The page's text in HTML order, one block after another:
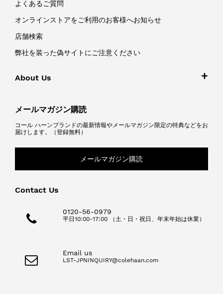
よくあるご質問
オンラインストアをご利用のお客様へお知らせ
店舗検索
弊社を装った偽サイトにご注意ください
About Us
メールマガジン購読
コール ハーンブランドの最新情報やメールマガジン限定の特典などをお
届けします。（登録無料）
メールマガジン購読
Contact Us
0120-56-0979
平日10:00-17:00 （土・日・祝日、年末年始は休業）
Email us
LST-JPNINQUIRY@colehaan.com